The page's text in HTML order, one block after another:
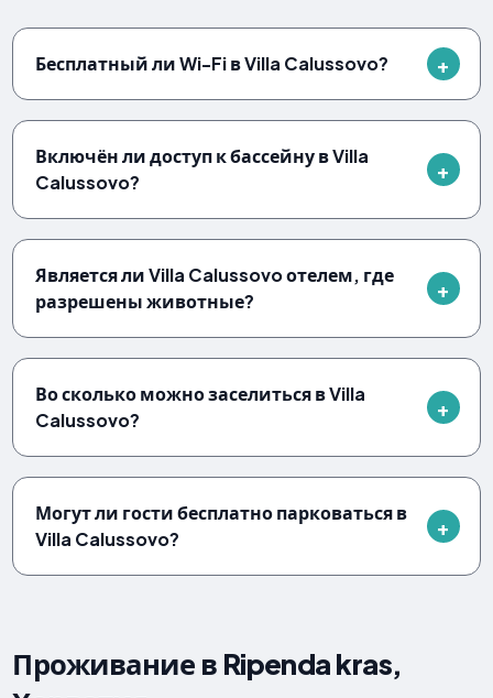
Бесплатный ли Wi-Fi в Villa Calussovo?
Включён ли доступ к бассейну в Villa
Calussovo?
Является ли Villa Calussovo отелем, где
разрешены животные?
Во сколько можно заселиться в Villa
Calussovo?
Могут ли гости бесплатно парковаться в
Villa Calussovo?
Проживание в Ripenda kras,